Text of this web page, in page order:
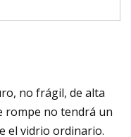
no frágil, de alta
rompe no tendrá un
el vidrio ordinario.